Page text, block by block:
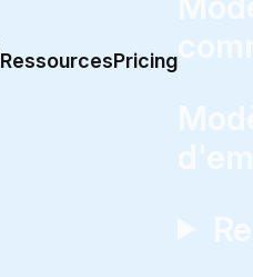
RessourcesPricing